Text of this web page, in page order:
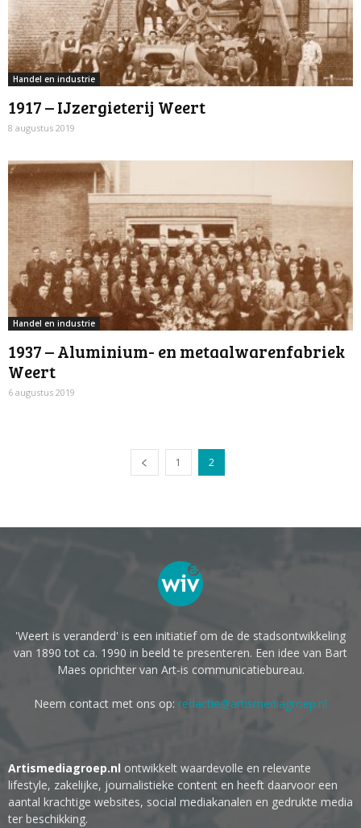
Handel en industrie
1917 – IJzergieterij Weert
8 augustus 2019
Handel en industrie
1937 – Aluminium- en metaalwarenfabriek
Weert
6 augustus 2019
1 2
'Weert is veranderd' is een initiatief om de de stadsontwikkeling
van 1890 tot ca. 1990 in beeld te presenteren. Een idee van Bart
Maes oprichter van Art-is communicatiebureau.
Neem contact met ons op: redactie@artismediagroep.nl
Artismediagroep.nl ontwikkelt waardevolle en relevante
lifestyle, zakelijke, journalistieke content en heeft daarvoor een
aantal krachtige websites, social mediakanalen en gedrukte media
ter beschikking.